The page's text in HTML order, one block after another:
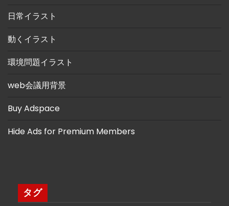
日常イラスト
動くイラスト
環境問題イラスト
web会議用背景
Buy Adspace
Hide Ads for Premium Members
タグ